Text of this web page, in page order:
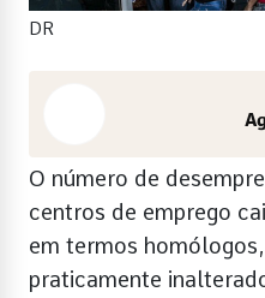
DR
O número de
centros de emprego
em termos
praticamente